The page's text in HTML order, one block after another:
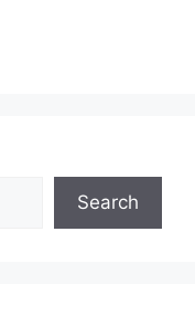
Search